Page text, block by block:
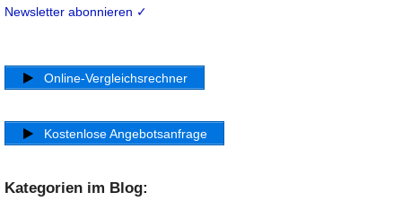
Newsletter abonnieren ✓
Online-Vergleichsrechner
Kostenlose Angebotsanfrage
Kategorien im Blog: